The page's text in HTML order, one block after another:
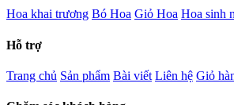
Hoa khai trương Bó Hoa Giỏ Hoa Hoa sinh
Hỗ trợ
Trang chủ Sản phẩm Bài viết Liên hệ Giỏ